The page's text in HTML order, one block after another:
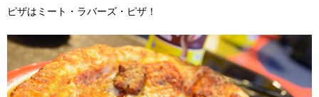
ピザはミート・ラバーズ・ピザ！